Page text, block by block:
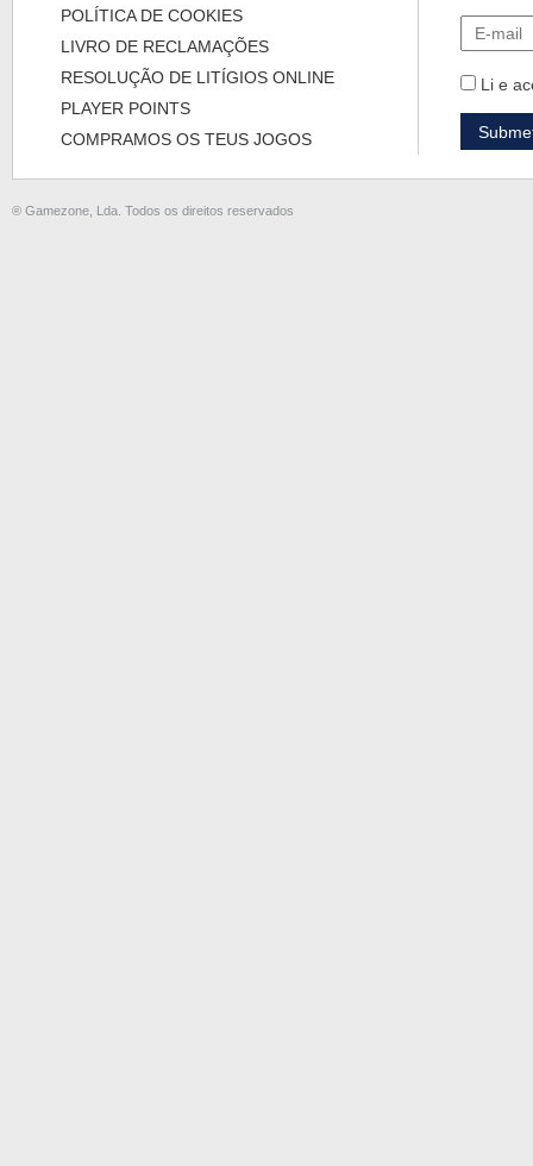
POLÍTICA DE COOKIES
LIVRO DE RECLAMAÇÕES
RESOLUÇÃO DE LITÍGIOS ONLINE
PLAYER POINTS
COMPRAMOS OS TEUS JOGOS
Li e
® Gamezone, Lda. Todos os direitos reservados